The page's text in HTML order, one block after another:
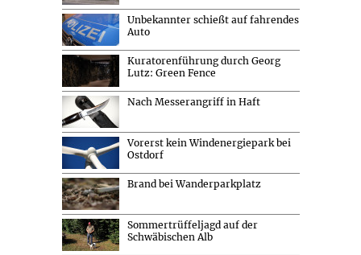
Unbekannter schießt auf fahrendes
Auto
Kuratorenführung durch Georg
Lutz: Green Fence
Nach Messerangriff in Haft
Vorerst kein Windenergiepark bei
Ostdorf
Brand bei Wanderparkplatz
Sommertrüffeljagd auf der
Schwäbischen Alb